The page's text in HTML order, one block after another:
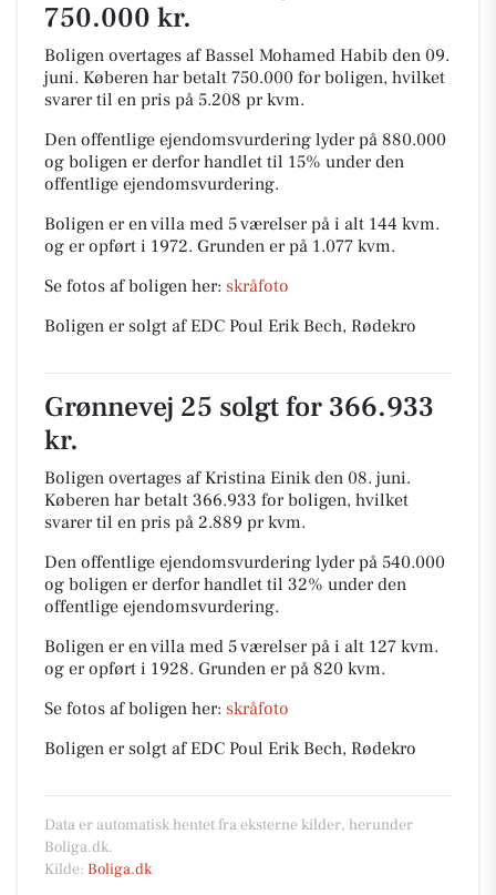
750.000 kr.
Boligen overtages af Bassel Mohamed Habib den 09.
juni. Køberen har betalt 750.000 for boligen, hvilket
svarer til en pris på 5.208 pr kvm.
Den offentlige ejendomsvurdering lyder på 880.000
og boligen er derfor handlet til 15% under den
offentlige ejendomsvurdering.
Boligen er en villa med 5 værelser på i alt 144 kvm.
og er opført i 1972. Grunden er på 1.077 kvm.
Se fotos af boligen her: skråfoto
Boligen er solgt af EDC Poul Erik Bech, Rødekro
Grønnevej 25 solgt for 366.933
kr.
Boligen overtages af Kristina Einik den 08. juni.
Køberen har betalt 366.933 for boligen, hvilket
svarer til en pris på 2.889 pr kvm.
Den offentlige ejendomsvurdering lyder på 540.000
og boligen er derfor handlet til 32% under den
offentlige ejendomsvurdering.
Boligen er en villa med 5 værelser på i alt 127 kvm.
og er opført i 1928. Grunden er på 820 kvm.
Se fotos af boligen her: skråfoto
Boligen er solgt af EDC Poul Erik Bech, Rødekro
Data er automatisk hentet fra eksterne kilder, herunder
Boliga.dk.
Kilde: Boliga.dk